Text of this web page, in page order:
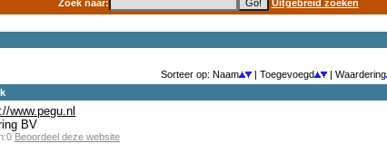
Zoek naar:
Uitgebreid zoeken
Sorteer op: Naam | Toegevoegd
| Waardering
www.pegu.nl
BV
Beoordeel deze website